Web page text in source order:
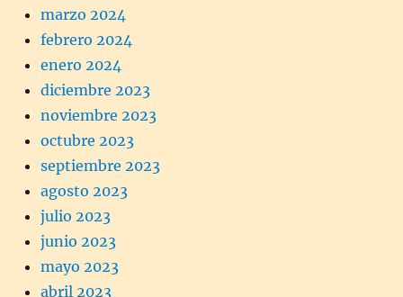
marzo 2024
febrero 2024
enero 2024
diciembre 2023
noviembre 2023
octubre 2023
septiembre 2023
agosto 2023
julio 2023
junio 2023
mayo 2023
abril 2023